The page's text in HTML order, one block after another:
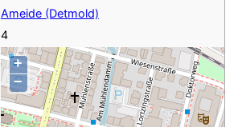
Ameide (Detmold)
4
+
−